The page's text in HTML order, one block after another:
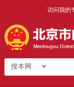
访问我的
搜本网